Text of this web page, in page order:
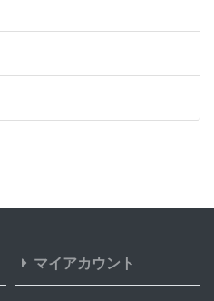
マイアカウント